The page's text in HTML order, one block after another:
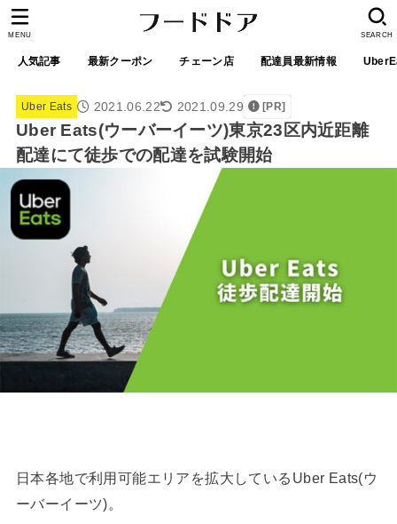
人気記事 最新クーポン チェーン店 配達員最新情報
SEARCH
MENU
Uber Eats 2021.06.22 2021.09.29 [PR]
Uber Eats(ウーバーイーツ)東京23区内近距離
配達にて徒歩での配達を試験開始
日本各地で利用可能エリアを拡大しているUber Eats(ウ
ーバーイーツ)。